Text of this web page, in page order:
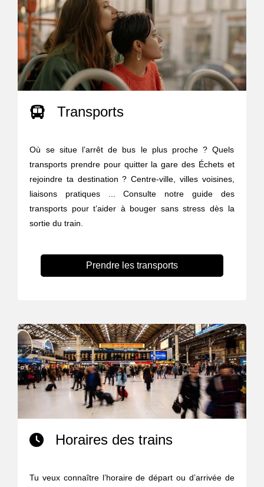
Transports
Où se situe l’arrêt de bus le plus proche ? Quels
transports prendre pour quitter la gare des Échets et
rejoindre ta destination ? Centre-ville, villes voisines,
liaisons pratiques ... Consulte notre guide des
transports pour t’aider à bouger sans stress dès la
sortie du train.
Prendre les transports
Horaires des trains
Tu veux connaître l’horaire de départ ou d’arrivée de